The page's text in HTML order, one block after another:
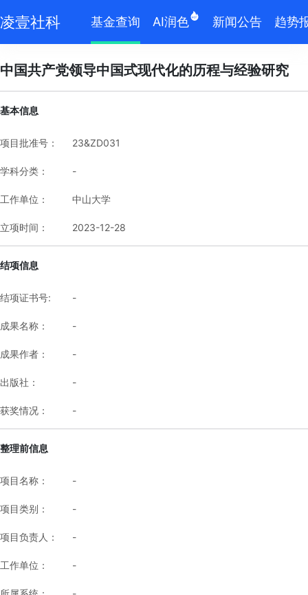
凌壹社科 基金查询 AI润色 新闻公告 趋势
中国共产党领导中国式现代化的历程与经验研究
基本信息
项目批准号： 23&ZD031
学科分类： -
工作单位： 中山大学
立项时间： 2023-12-28
结项信息
结项证书号: -
成果名称： -
成果作者： -
出版社： -
获奖情况： -
整理前信息
项目名称： -
项目类别： -
项目负责人： -
工作单位： -